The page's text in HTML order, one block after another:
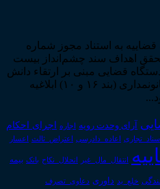
به استناد مجوز شماره
در راستای تحقق اهداف سند چشم‌انداز بیست
قضایی مبنی بر ارتقاء دانش
حقوقی جامعه و ترویج فرهنگ قانونمداری (بند ۱۶ و ۱۰) ابلاغیه
آرای وحدت رویه اجاره اجرای احکام
اعاده_دادرسی اعتراض_ثالث اعسار
انتقال_مال_غیر انحلال_نکاح بانک بیمه
خلع_ید داوری دعاوی_تصرف